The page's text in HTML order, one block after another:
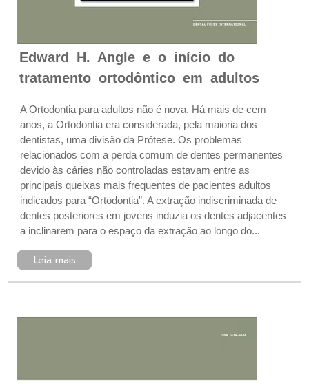
Edward H. Angle e o início do
tratamento ortodôntico em adultos
A Ortodontia para adultos não é nova. Há mais de cem
anos, a Ortodontia era considerada, pela maioria dos
dentistas, uma divisão da Prótese. Os problemas
relacionados com a perda comum de dentes permanentes
devido às cáries não controladas estavam entre as
principais queixas mais frequentes de pacientes adultos
indicados para “Ortodontia”. A extração indiscriminada de
dentes posteriores em jovens induzia os dentes adjacentes
a inclinarem para o espaço da extração ao longo do...
Leia mais